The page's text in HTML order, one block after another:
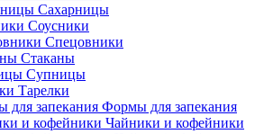
Сахарницы
Соусники
Спецовники
Стаканы
Супницы
Тарелки
Формы для запекания
Чайники и кофейники